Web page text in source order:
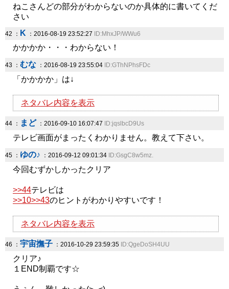
ねこさんどの部分がわからないのか具体的に書いてくだ
さい
42 ： K ：2016-08-19 23:52:27 ID:MhxJP/WWu6
かかかか・・・わからない！
43 ： むな ：2016-08-19 23:55:04 ID:GThNPhsFDc
「かかかか」は↓
ネタバレ内容を表示
44 ： まど ：2016-09-10 16:07:47 ID:jqslbcD9Us
テレビ画面がまったくわかりません。教えて下さい。
45 ： ゆの♪ ：2016-09-12 09:01:34 ID:GsgC8w5mz.
今回むずかしかったクリア
>>44テレビは
>>10>>43のヒントがわかりやすいです！
ネタバレ内容を表示
46 ： 宇宙撫子 ：2016-10-29 23:59:35 ID:QgeDoSH4UU
クリア♪
１END制覇です☆